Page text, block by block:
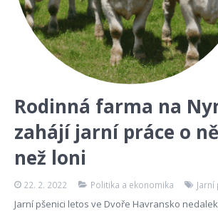
Rodinná farma na
zahájí jarní práce o
než loni
22. 2. 2022 Politika a ekonomika Jarní
Jarní pšenici letos ve Dvoře Havransko